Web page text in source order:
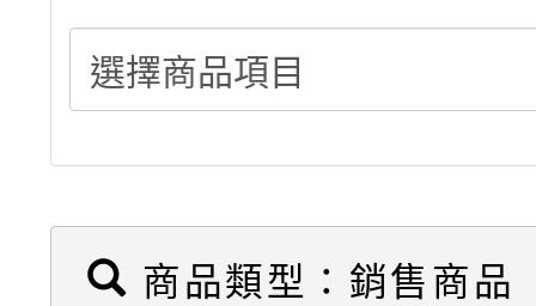
堆高機販售(全新/中古)
重型架販售可客製化
重型架租賃服務
商品類型：銷售商品